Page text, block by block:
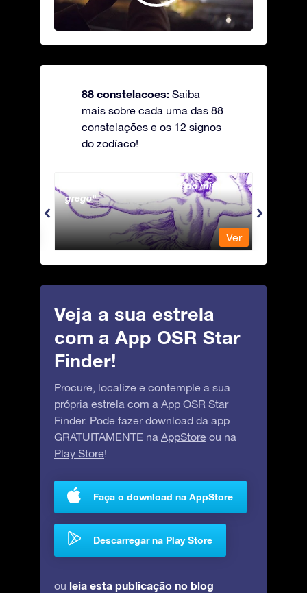
88 constelacoes: Saiba
mais sobre cada uma das 88
constelações e os 12 signos
do zodíaco!
Andromeda - A Princesa do mito
grego
Ver
Veja a sua estrela
com a App OSR Star
Finder!
Procure, localize e contemple a sua
própria estrela com a App OSR Star
Finder. Pode fazer download da app
GRATUITAMENTE na AppStore ou na
Play Store!
Faça o download na AppStore
Descarregar na Play Store
ou leia esta publicação no blog